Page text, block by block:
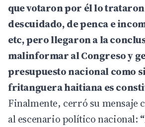
que votaron por él lo
descuidado, de penca e
etc, pero llegaron a la
malinformar al Congreso y
presupuesto nacional como
fritanguera haitiana es
Finalmente, cerró su mensaje
al escenario político nacional: